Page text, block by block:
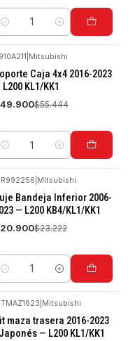
-10%
OFF
Mitsubishi
Caja 4x4 2016-2023
KL1/KK1
$55.444
-10%
OFF
Mitsubishi
Bandeja Inferior 2006-
— L200 KB4/KL1/KK1
$23.222
-10%
OFF
Mitsubishi
maza trasera 2016-2023
— L200 KL1/KK1